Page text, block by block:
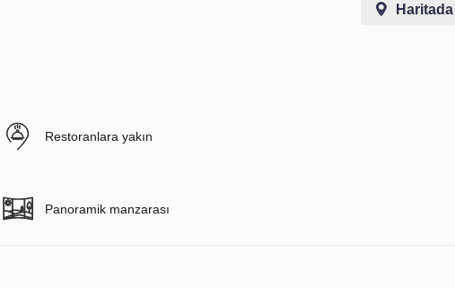
Restoranlara yakın
Panoramik manzarası